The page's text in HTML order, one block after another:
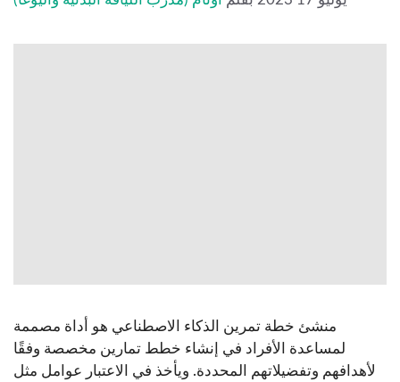
منشئ خطة تمرين الذكاء الاصطناعي هو أداة مصممة
لمساعدة الأفراد في إنشاء خطط تمارين مخصصة وفقًا
لأهدافهم وتفضيلاتهم المحددة. ويأخذ في الاعتبار عوامل مثل